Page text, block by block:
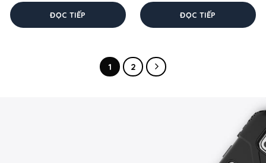
ĐỌC TIẾP ĐỌC TIẾP
1 2